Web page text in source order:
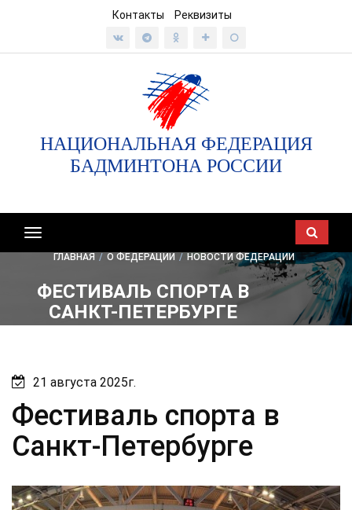
Контакты Реквизиты
НАЦИОНАЛЬНАЯ ФЕДЕРАЦИЯ
БАДМИНТОНА РОССИИ
Показать/
скрытьГЛАВНАЯ / О ФЕДЕРАЦИИ / НОВОСТИ ФЕДЕРАЦИИ
ФЕСТИВАЛЬ СПОРТА В
САНКТ-ПЕТЕРБУРГЕ
21 августа 2025г.
Фестиваль спорта в
Санкт-Петербурге